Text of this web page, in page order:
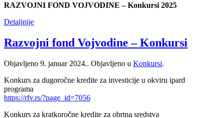
RAZVOJNI FOND VOJVODINE – Konkursi 2025
Detaljnije
Razvojni fond Vojvodine – Konkursi
Objavljeno 9. januar 2024.. Objavljeno u Konkursi.
Konkurs za dugoročne kredite za investicije u okviru ipard
programa
https://rfv.rs/?page_id=7056
Konkurs za kratkoročne kredite za obrtna sredstva